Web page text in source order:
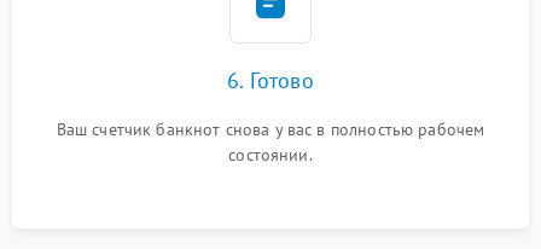
6. Готово
Ваш счетчик банкнот снова у вас в полностью рабочем
состоянии.